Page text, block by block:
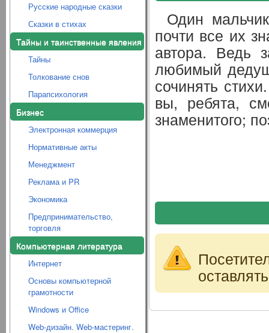
Русские народные сказки
Сказки в стихах
Тайны и таинственные явления
Тайны
Толкование снов
Парапсихология
Бизнес
Электронная коммерция
Нормативные акты
Менеджмент
Реклама и PR
Экономика
Предпринимательство,
торговля
Компьютерная литература
Интернет
Основы компьютерной
грамотности
Windows и Office
Web-дизайн. Web-мастеринг.
Один
почти все их
автора. Ведь
любимый
сочинять
вы, ребята,
знаменитого;